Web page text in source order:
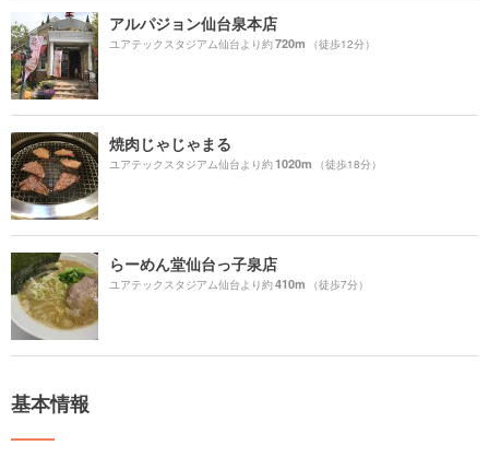
アルパジョン仙台泉本店
ユアテックスタジアム仙台より約720m （徒歩12分）
焼肉じゃじゃまる
ユアテックスタジアム仙台より約1020m （徒歩18分）
らーめん堂仙台っ子泉店
ユアテックスタジアム仙台より約410m （徒歩7分）
基本情報